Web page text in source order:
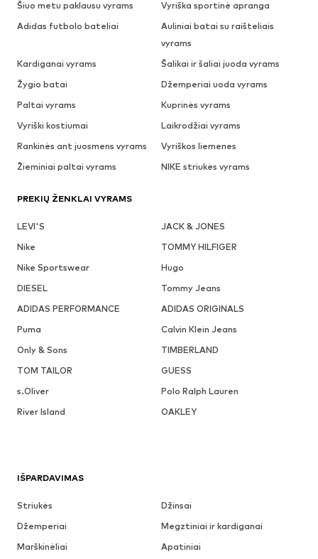
Šiuo metu paklausu vyrams
Vyriška sportinė apranga
Adidas futbolo bateliai
Auliniai batai su raišteliais
vyrams
Kardiganai vyrams
Šalikai ir šaliai juoda vyrams
Žygio batai
Džemperiai uoda vyrams
Paltai vyrams
Kuprinės vyrams
Vyriški kostiumai
Laikrodžiai vyrams
Rankinės ant juosmens vyrams
Vyriškos liemenes
Žieminiai paltai vyrams
NIKE striukės vyrams
PREKIŲ ŽENKLAI VYRAMS
LEVI'S
JACK & JONES
Nike
TOMMY HILFIGER
Nike Sportswear
Hugo
DIESEL
Tommy Jeans
ADIDAS PERFORMANCE
ADIDAS ORIGINALS
Puma
Calvin Klein Jeans
Only & Sons
TIMBERLAND
TOM TAILOR
GUESS
s.Oliver
Polo Ralph Lauren
River Island
OAKLEY
IŠPARDAVIMAS
Striukės
Džinsai
Džemperiai
Megztiniai ir kardiganai
Marškinėliai
Apatiniai